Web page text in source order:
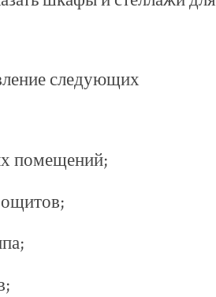
следующих
помещений;